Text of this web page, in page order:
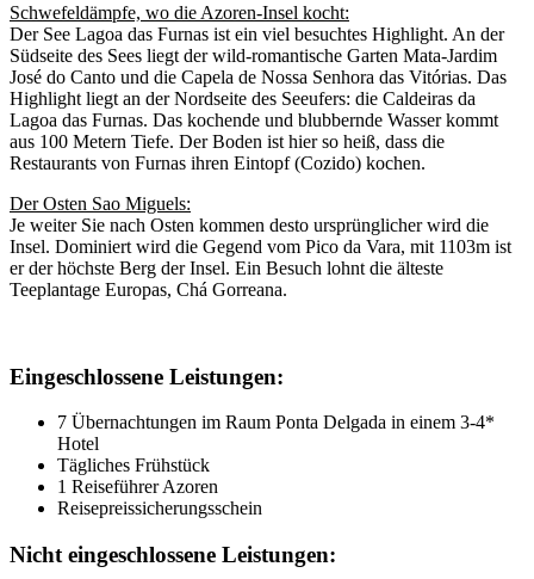
Schwefeldämpfe, wo die Azoren-Insel kocht:
Der See Lagoa das Furnas ist ein viel besuchtes Highlight. An der
Südseite des Sees liegt der wild-romantische Garten Mata-Jardim
José do Canto und die Capela de Nossa Senhora das Vitórias. Das
Highlight liegt an der Nordseite des Seeufers: die Caldeiras da
Lagoa das Furnas. Das kochende und blubbernde Wasser kommt
aus 100 Metern Tiefe. Der Boden ist hier so heiß, dass die
Restaurants von Furnas ihren Eintopf (Cozido) kochen.
Der Osten Sao Miguels:
Je weiter Sie nach Osten kommen desto ursprünglicher wird die
Insel. Dominiert wird die Gegend vom Pico da Vara, mit 1103m ist
er der höchste Berg der Insel. Ein Besuch lohnt die älteste
Teeplantage Europas, Chá Gorreana.
Eingeschlossene Leistungen:
7 Übernachtungen im Raum Ponta Delgada in einem 3-4*
Hotel
Tägliches Frühstück
1 Reiseführer Azoren
Reisepreissicherungsschein
Nicht eingeschlossene Leistungen: